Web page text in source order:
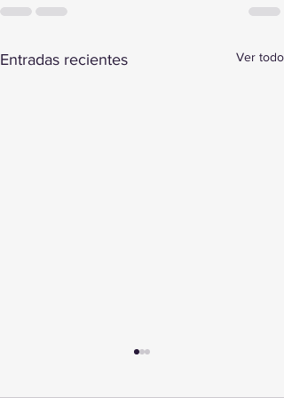
Entradas recientes Ver todo